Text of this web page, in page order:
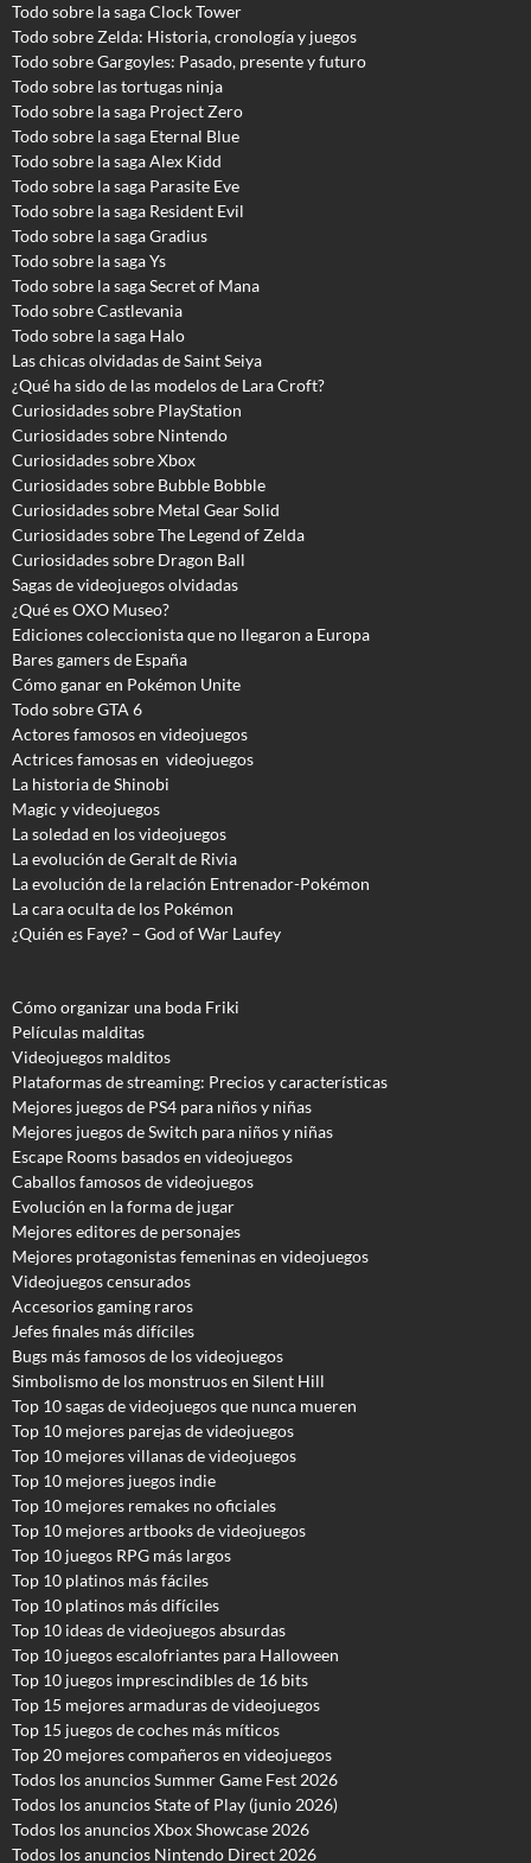
Todo sobre la saga Clock Tower
Todo sobre Zelda: Historia, cronología y juegos
Todo sobre Gargoyles: Pasado, presente y futuro
Todo sobre las tortugas ninja
Todo sobre la saga Project Zero
Todo sobre la saga Eternal Blue
Todo sobre la saga Alex Kidd
Todo sobre la saga Parasite Eve
Todo sobre la saga Resident Evil
Todo sobre la saga Gradius
Todo sobre la saga Ys
Todo sobre la saga Secret of Mana
Todo sobre Castlevania
Todo sobre la saga Halo
Las chicas olvidadas de Saint Seiya
¿Qué ha sido de las modelos de Lara Croft?
Curiosidades sobre PlayStation
Curiosidades sobre Nintendo
Curiosidades sobre Xbox
Curiosidades sobre Bubble Bobble
Curiosidades sobre Metal Gear Solid
Curiosidades sobre The Legend of Zelda
Curiosidades sobre Dragon Ball
Sagas de videojuegos olvidadas
¿Qué es OXO Museo?
Ediciones coleccionista que no llegaron a Europa
Bares gamers de España
Cómo ganar en Pokémon Unite
Todo sobre GTA 6
Actores famosos en videojuegos
Actrices famosas en videojuegos
La historia de Shinobi
Magic y videojuegos
La soledad en los videojuegos
La evolución de Geralt de Rivia
La evolución de la relación Entrenador-Pokémon
La cara oculta de los Pokémon
¿Quién es Faye? – God of War Laufey
Cómo organizar una boda Friki
Películas malditas
Videojuegos malditos
Plataformas de streaming: Precios y características
Mejores juegos de PS4 para niños y niñas
Mejores juegos de Switch para niños y niñas
Escape Rooms basados en videojuegos
Caballos famosos de videojuegos
Evolución en la forma de jugar
Mejores editores de personajes
Mejores protagonistas femeninas en videojuegos
Videojuegos censurados
Accesorios gaming raros
Jefes finales más difíciles
Bugs más famosos de los videojuegos
Simbolismo de los monstruos en Silent Hill
Top 10 sagas de videojuegos que nunca mueren
Top 10 mejores parejas de videojuegos
Top 10 mejores villanas de videojuegos
Top 10 mejores juegos indie
Top 10 mejores remakes no oficiales
Top 10 mejores artbooks de videojuegos
Top 10 juegos RPG más largos
Top 10 platinos más fáciles
Top 10 platinos más difíciles
Top 10 ideas de videojuegos absurdas
Top 10 juegos escalofriantes para Halloween
Top 10 juegos imprescindibles de 16 bits
Top 15 mejores armaduras de videojuegos
Top 15 juegos de coches más míticos
Top 20 mejores compañeros en videojuegos
Todos los anuncios Summer Game Fest 2026
Todos los anuncios State of Play (junio 2026)
Todos los anuncios Xbox Showcase 2026
Todos los anuncios Nintendo Direct 2026